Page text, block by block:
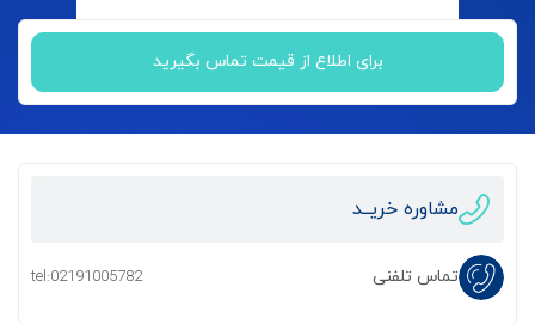
برای اطلاع از قیمت تماس بگیرید
مشاوره خریــد
تماس تلفنی tel:02191005782